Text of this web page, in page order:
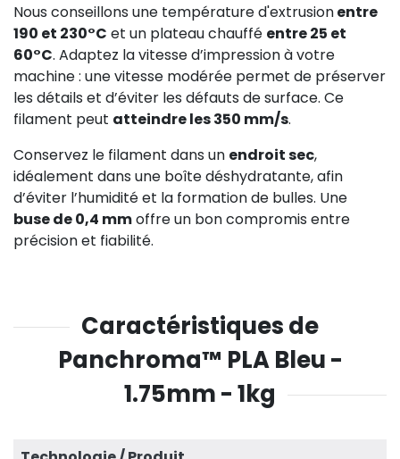
Nous conseillons une température d'extrusionentre
190 et 230°C et un plateau chauffé entre 25 et
60°C. Adaptez la vitesse d’impression à votre
machine : une vitesse modérée permet de préserver
les détails et d’éviter les défauts de surface. Ce
filament peut atteindre les 350 mm/s.
Conservez le filament dans un endroit sec,
idéalement dans une boîte déshydratante, afin
d’éviter l’humidité et la formation de bulles. Une
buse de 0,4 mmoffre un bon compromis entre
précision et fiabilité.
Caractéristiques de
Panchroma™ PLA Bleu -
1.75mm - 1kg